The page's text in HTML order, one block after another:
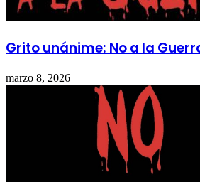
Grito unánime: No a la
marzo 8, 2026